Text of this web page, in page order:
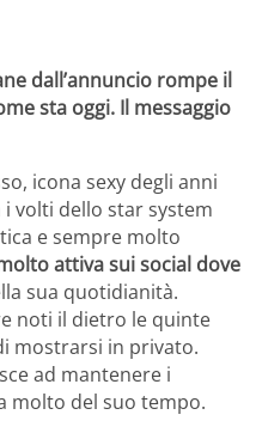
dall’annuncio rompe il
sta oggi. Il messaggio
icona sexy degli anni
volti dello star system
e sempre molto
attiva sui social dove
sua quotidianità.
noti il dietro le quinte
mostrarsi in privato.
ad mantenere i
molto del suo tempo.